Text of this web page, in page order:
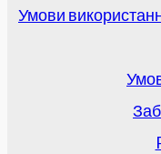
Умови